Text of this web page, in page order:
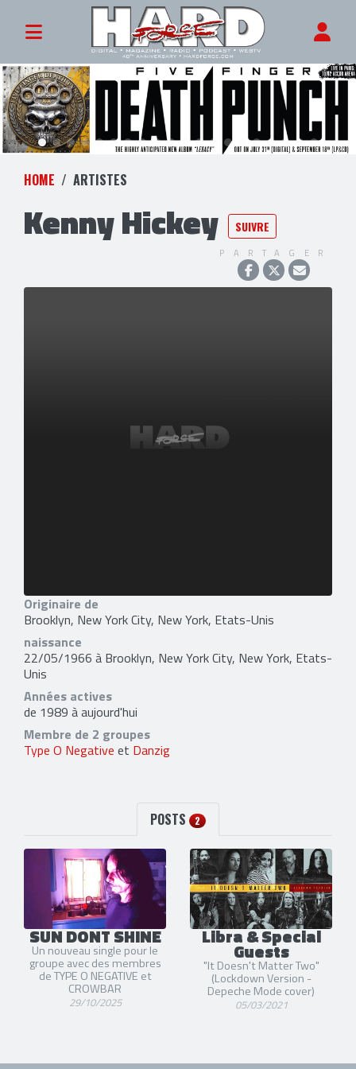
HOME ARTISTES
Kenny Hickey SUIVRE
PARTAGER
Originaire de
Brooklyn, New York City, New York, Etats-Unis
naissance
22/05/1966 à Brooklyn, New York City, New York, Etats-
Unis
Années actives
de 1989 à aujourd'hui
Membre de 2 groupes
Type O Negative et Danzig
POSTS 2
SUN DONT SHINE
Un nouveau single pour le
groupe avec des membres
de TYPE O NEGATIVE et
CROWBAR
29/10/2025
Libra & Special
Guests
"It Doesn't Matter Two"
(Lockdown Version -
Depeche Mode cover)
05/03/2021